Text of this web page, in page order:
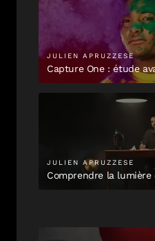
JULIEN APRUZZESE
Capture One : étude
JULIEN APRUZZESE
Comprendre la lumière